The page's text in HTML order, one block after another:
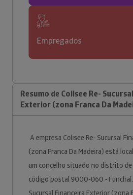
Empregados
Resumo de Colisee Re-
Exterior (zona Franca Da
A empresa Colisee Re- Sucursal
(zona Franca Da Madeira) está
um concelho situado no distrito de
código postal 9000-060 - Funchal.
Sucursal Financeira Exterior (zona